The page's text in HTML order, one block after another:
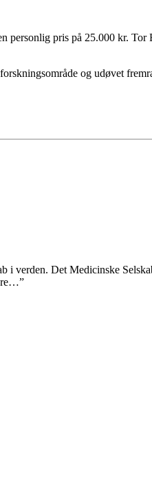
personlig pris på 25.000 kr.
og udøvet
i verden. Det Medicinske